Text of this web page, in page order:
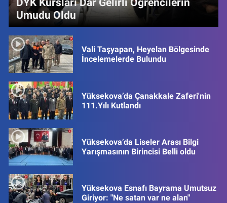
DYK Kursları Dar Gelirli Öğrencilerin
Umudu Oldu
Vali Taşyapan, Heyelan Bölgesinde
İncelemelerde Bulundu
Yüksekova’da Çanakkale Zaferi'nin
111.Yılı Kutlandı
Yüksekova’da Liseler Arası Bilgi
Yarışmasının Birincisi Belli oldu
Yüksekova Esnafı Bayrama Umutsuz
Giriyor: "Ne satan var ne alan"